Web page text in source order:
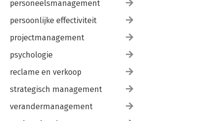
personeelsmanagement
persoonlijke effectiviteit
projectmanagement
psychologie
reclame en verkoop
strategisch management
verandermanagement